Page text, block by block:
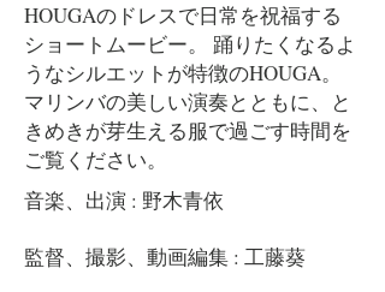
HOUGAのドレスで日常を祝福する
ショートムービー。 踊りたくなるよ
うなシルエットが特徴のHOUGA。
マリンバの美しい演奏とともに、と
きめきが芽生える服で過ごす時間を
ご覧ください。
音楽、出演 : 野木青依
監督、撮影、動画編集 : 工藤葵